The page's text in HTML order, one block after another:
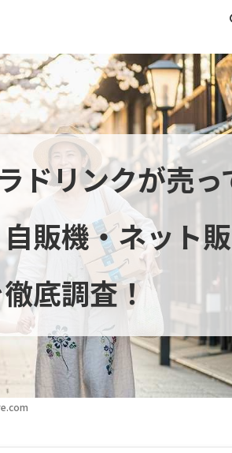
ドリンクが売っ
販機・ネット
底調査！